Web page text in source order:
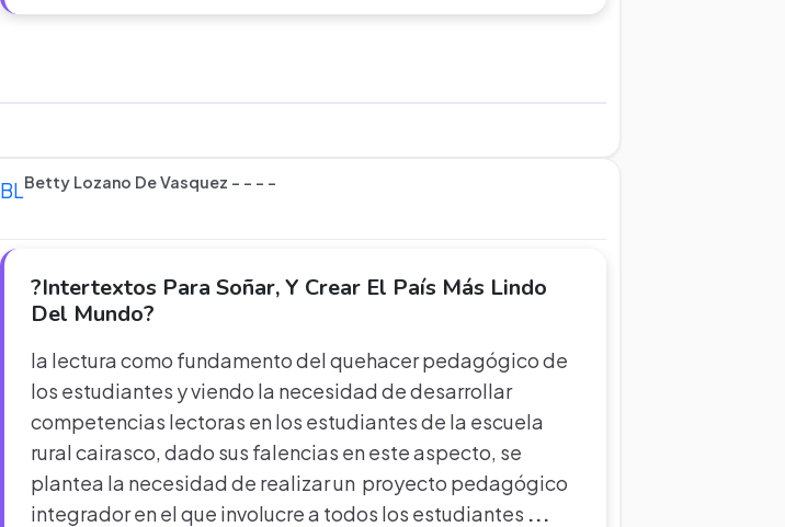
BL Betty Lozano De Vasquez - - - -
?Intertextos Para Soñar, Y Crear El País Más Lindo
Del Mundo?
la lectura como fundamento del quehacer pedagógico de
los estudiantes y viendo la necesidad de desarrollar
competencias lectoras en los estudiantes de la escuela
rural cairasco, dado sus falencias en este aspecto, se
plantea la necesidad de realizar un proyecto pedagógico
integrador en el que involucre a todos los estudiantes ...